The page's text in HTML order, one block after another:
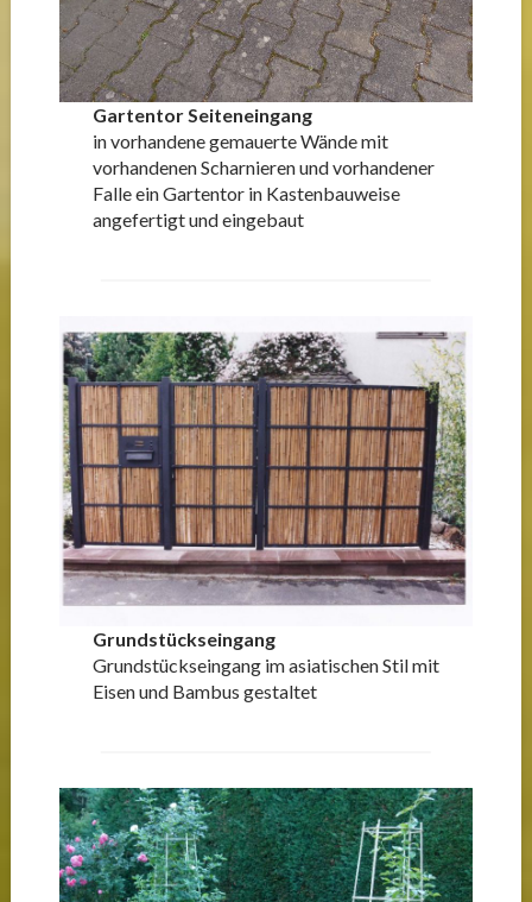
Gartentor Seiteneingang
in vorhandene gemauerte Wände mit
vorhandenen Scharnieren und vorhandener
Falle ein Gartentor in Kastenbauweise
angefertigt und eingebaut
Grundstückseingang
Grundstückseingang im asiatischen Stil mit
Eisen und Bambus gestaltet